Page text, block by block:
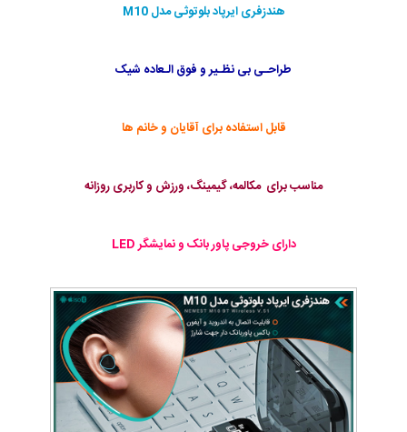
هندزفری ایرپاد بلوتوثی مدل M10
طراحـی بی نظـیر و فوق الـعاده شیک
قابل استفاده برای آقایان و خانم ها
مناسب برای مکالمه، گیمینگ، ورزش و کاربری روزانه
دارای خروجی پاور بانک و نمایشگر LED